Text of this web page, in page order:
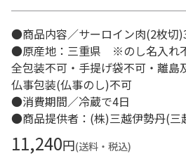
●商品内容／サーロイン肉(2枚切
●原産地：三重県 ※のし名入れ
全包装不可・手提げ袋不可・離島
仏事包装(仏事のし)不可
●消費期間／冷蔵で4日
●商品提供者：(株)三越伊勢丹(三
11,240円(送料・税込)